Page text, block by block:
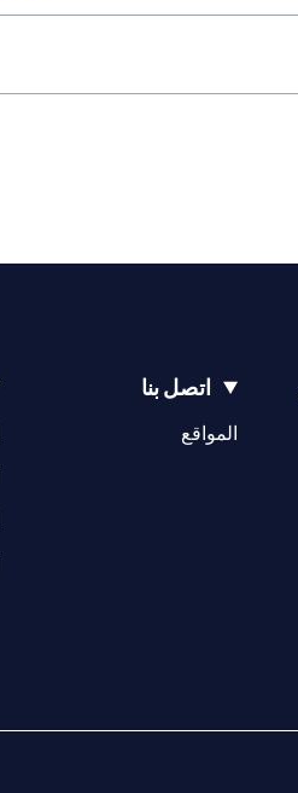
اتصل بنا
المواقع
(opens in a new tab)